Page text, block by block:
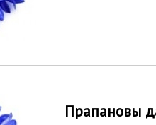
Прапановы